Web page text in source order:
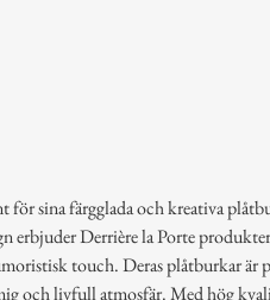
för sina färgglada och kreativa
erbjuder Derrière la Porte
touch. Deras plåtburkar är
och livfull atmosfär. Med hög